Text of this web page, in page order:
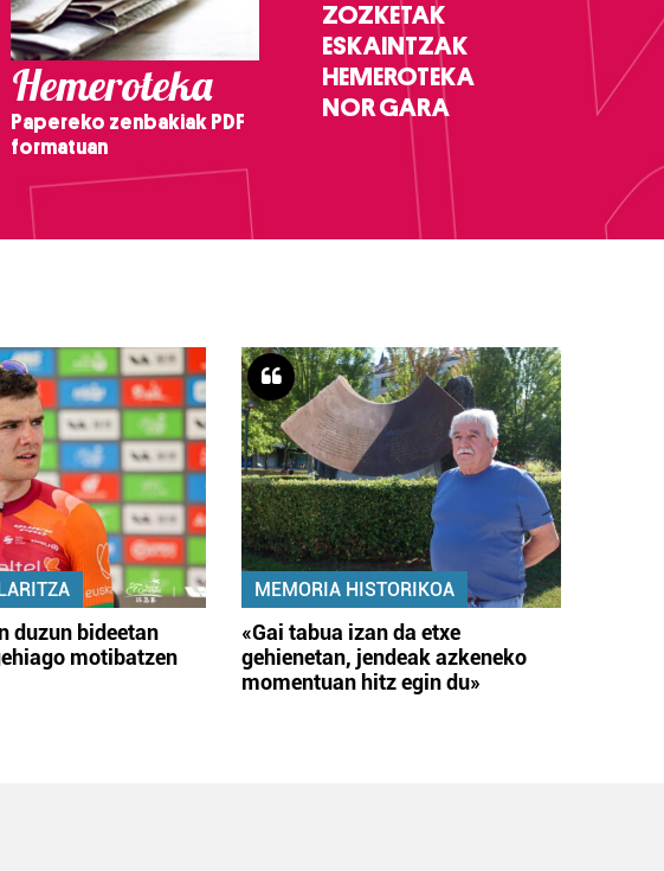
Hemeroteka
Papereko zenbakiak PDF
formatuan
ZOZKETAK
ESKAINTZAK
HEMEROTEKA
NOR GARA
duzun bideetan
motibatzen
MEMORIA HISTORIKOA
«Gai tabua izan da etxe
gehienetan, jendeak azkeneko
momentuan hitz egin du»